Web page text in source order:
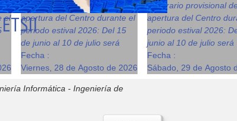
el
El horario provisional de
apertura del Centro durante el
periodo estival 2026: Del 15
de junio al 10 de julio será
Fecha :
Viernes, 28 de Agosto de 2026
El horario provisional
apertura del Centro
periodo estival 2026:
junio al 10 de julio será
Fecha :
Sábado, 29 de Agosto
Informática - Ingeniería de